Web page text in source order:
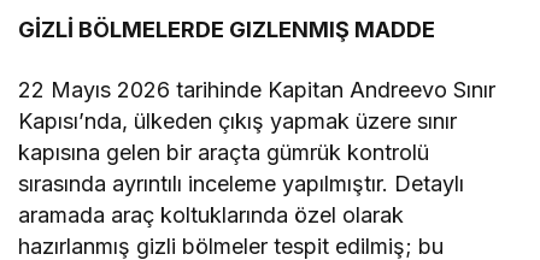
GİZLİ BÖLMELERDE GIZLENMIŞ MADDE
22 Mayıs 2026 tarihinde Kapitan Andreevo Sınır
Kapısı’nda, ülkeden çıkış yapmak üzere sınır
kapısına gelen bir araçta gümrük kontrolü
sırasında ayrıntılı inceleme yapılmıştır. Detaylı
aramada araç koltuklarında özel olarak
hazırlanmış gizli bölmeler tespit edilmiş; bu